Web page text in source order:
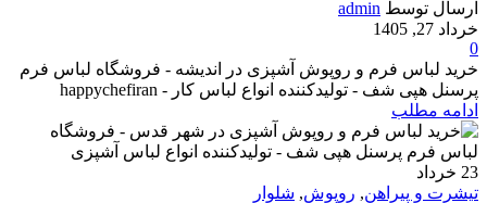
ارسال توسط admin
خرداد 27, 1405
0
خرید لباس فرم و روپوش آشپزی در اندیشه - فروشگاه لباس فرم
پرسنل هپی شف - تولیدکننده انواع لباس کار - happychefiran
ادامه مطلب
23 خرداد
تیشرت و پیراهن, روپوش, شلوار